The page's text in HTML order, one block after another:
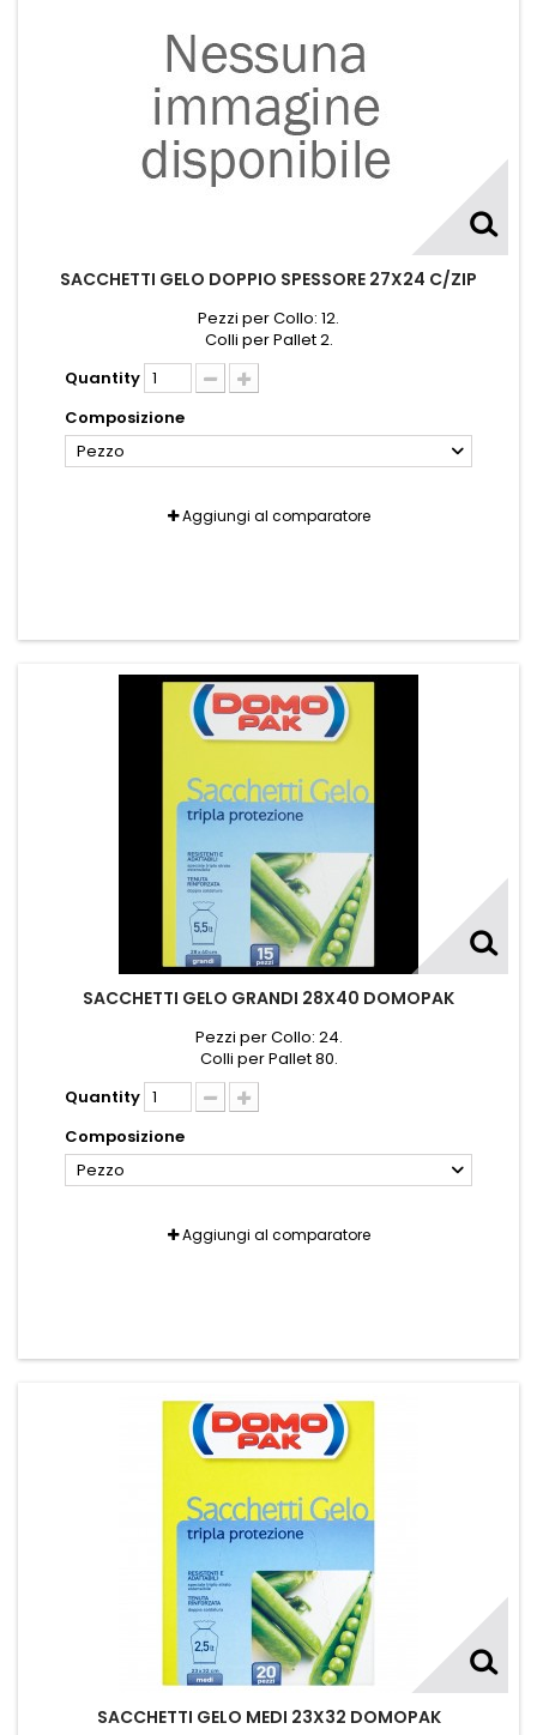
SACCHETTI GELO DOPPIO SPESSORE 27X24 C/ZIP
Pezzi per Collo: 12.
Colli per Pallet 2.
Quantity
Composizione
Pezzo
Aggiungi al comparatore
SACCHETTI GELO GRANDI 28X40 DOMOPAK
Pezzi per Collo: 24.
Colli per Pallet 80.
Quantity
Composizione
Pezzo
Aggiungi al comparatore
SACCHETTI GELO MEDI 23X32 DOMOPAK